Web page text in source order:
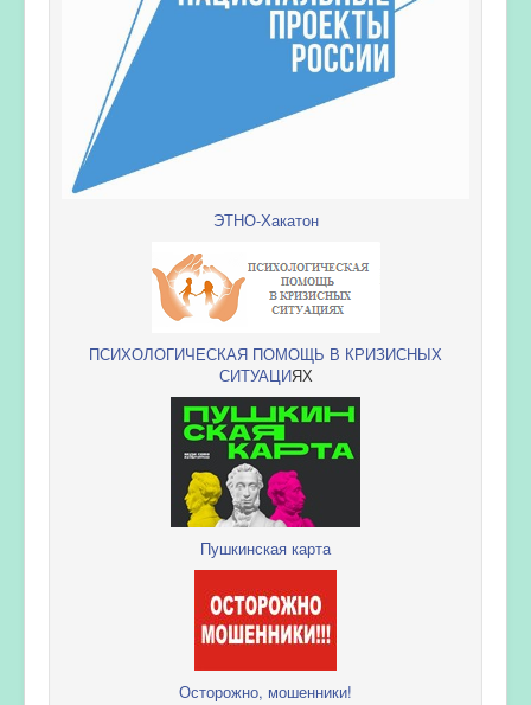
ЭТНО-Хакатон
ПСИХОЛОГИЧЕСКАЯ ПОМОЩЬ В КРИЗИСНЫХ
СИТУАЦИЯХ
Пушкинская карта
Осторожно, мошенники!